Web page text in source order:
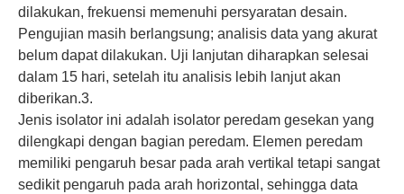
dilakukan, frekuensi memenuhi persyaratan desain.
Pengujian masih berlangsung; analisis data yang akurat
belum dapat dilakukan. Uji lanjutan diharapkan selesai
dalam 15 hari, setelah itu analisis lebih lanjut akan
diberikan.3.
Jenis isolator ini adalah isolator peredam gesekan yang
dilengkapi dengan bagian peredam. Elemen peredam
memiliki pengaruh besar pada arah vertikal tetapi sangat
sedikit pengaruh pada arah horizontal, sehingga data